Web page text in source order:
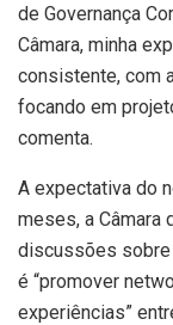
de Governança
Câmara, minha
consistente, com
focando em
comenta.
A expectativa do
meses, a Câmara
discussões sobre
é “promover
experiências”